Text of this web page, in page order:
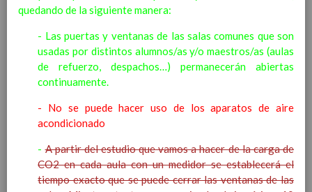
Objetivos del Ã¡rea
ContribuciÃ³n del Ã¡rea a
las competencias clave
Ã¡rea y de competencias
Objetivos del Ã¡rea
ContribuciÃ³n del Ã¡rea a
las competencias clave
quedando de la siguiente manera:
- Las puertas y ventanas de las salas comunes que son
usadas por distintos alumnos/as y/o maestros/as (aulas
de refuerzo, despachos…) permanecerán abiertas
continuamente.
- No se puede hacer uso de los aparatos de aire
acondicionado
-A partir del estudio que vamos a hacer de la carga de
CO2 en cada aula con un medidor se establecerá el
tiempo exacto que se puede cerrar las ventanas de las